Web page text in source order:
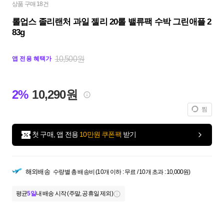
상품 구매 18건
롤업스 졸리랜처 과일 젤리 20롤 밸류팩 수박 그린애플 2
83g
앱 전용 혜택가 10,500원
2% 10,290원
찜
첫 구매, 앱 전용 10만원 쿠폰팩 받기
해외배송 수량별 총 배송비 (10개 이하 : 무료 / 10개 초과 : 10,000원)
평균5일내 배송 시작 (주말, 공휴일 제외)